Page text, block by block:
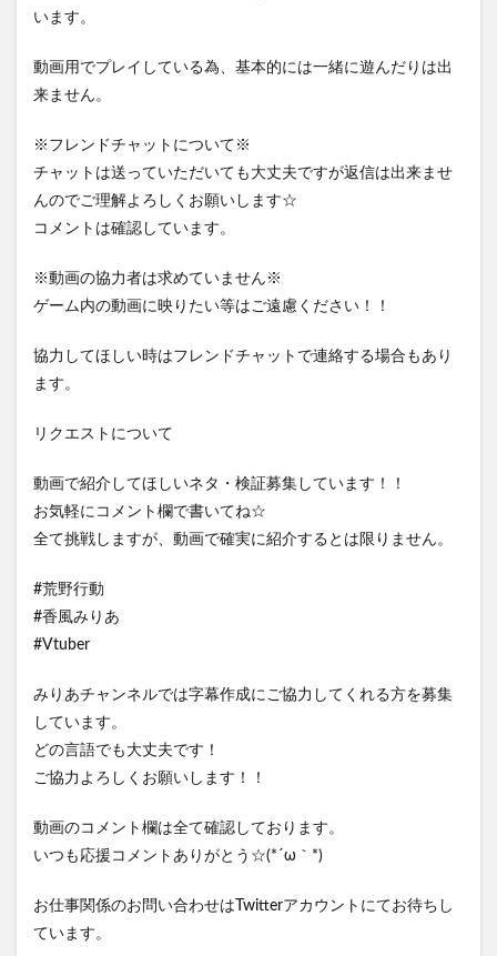
います。
動画用でプレイしている為、基本的には一緒に遊んだりは出
来ません。
※フレンドチャットについて※
チャットは送っていただいても大丈夫ですが返信は出来ませ
んのでご理解よろしくお願いします☆
コメントは確認しています。
※動画の協力者は求めていません※
ゲーム内の動画に映りたい等はご遠慮ください！！
協力してほしい時はフレンドチャットで連絡する場合もあり
ます。
リクエストについて
動画で紹介してほしいネタ・検証募集しています！！
お気軽にコメント欄で書いてね☆
全て挑戦しますが、動画で確実に紹介するとは限りません。
#荒野行動
#香風みりあ
#Vtuber
みりあチャンネルでは字幕作成にご協力してくれる方を募集
しています。
どの言語でも大丈夫です！
ご協力よろしくお願いします！！
動画のコメント欄は全て確認しております。
いつも応援コメントありがとう☆(*´ω｀*)
お仕事関係のお問い合わせはTwitterアカウントにてお待ちし
ています。